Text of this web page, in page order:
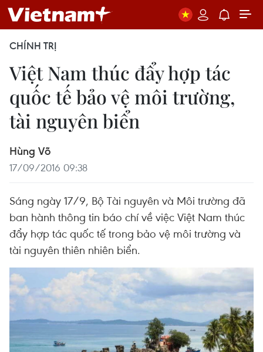
CHÍNH TRỊ
Việt Nam thúc đẩy hợp tác
quốc tế bảo vệ môi trường,
tài nguyên biển
Hùng Võ
17/09/2016 09:38
Sáng ngày 17/9, Bộ Tài nguyên và Môi trường đã
ban hành thông tin báo chí về việc Việt Nam thúc
đẩy hợp tác quốc tế trong bảo vệ môi trường và
tài nguyên thiên nhiên biển.